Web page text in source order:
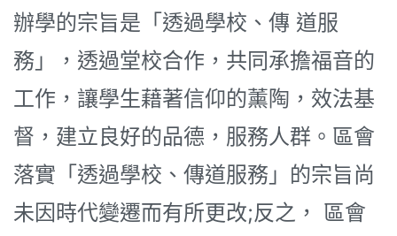
辦學的宗旨是「透過學校、傳 道服
務」，透過堂校合作，共同承擔福音的
工作，讓學生藉著信仰的薰陶，效法基
督，建立良好的品德，服務人群。區會
落實「透過學校、傳道服務」的宗旨尚
未因時代變遷而有所更改;反之， 區會